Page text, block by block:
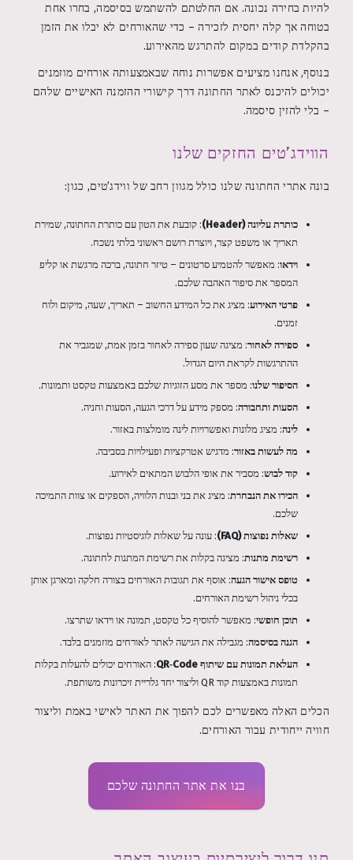
להיות בחירה נכונה. אם החלטתם להשתמש בסיסמה, בחרו אחת
בטוחה אך קלה יחסית לזכירה – כדי שהאורחים לא יבלו את הזמן
בהקלדת קודים במקום להתרגש מהאירוע.
בנוסף, אנחנו מציעים אפשרות נוחה שבאמצעותה אורחים מוזמנים
יכולים להיכנס לאתר החתונה דרך קישורי ההזמנה האישיים שלהם
– בלי להזין סיסמה.
הווידג’טים החזקים שלנו
בונה אתרי החתונה שלנו כולל מגוון רחב של ווידג’טים, כגון:
כותרת עליונה (Header)
: קובעת את הטון עם כותרת החתונה, שמירת
תאריך או משפט קצר, ויוצרת רושם ראשוני בלתי נשכח.
וידאו: מאפשר להטמיע סרטונים – טיזר חתונה, ברכה מרגשת או קליפ
המספר את סיפור האהבה שלכם.
פרטי האירוע: מציג את כל המידע החשוב – תאריך, שעה, מיקום ולוח
זמנים.
ספירה לאחור: מציגה שעון ספירה לאחור בזמן אמת, שמגביר את
ההתרגשות לקראת היום הגדול.
הסיפור שלנו: מספר את מסע הזוגיות שלכם באמצעות טקסט ותמונות.
הסעות ותחבורה: מספק מידע על דרכי הגעה, הסעות וחניה.
לינה: מציג מלונות ואפשרויות לינה מומלצות באזור.
מה לעשות באזור: מדגיש אטרקציות ופעילויות בסביבה.
קוד לבוש: מסביר את אופי הלבוש המתאים לאירוע.
הכירו את הנבחרת: מציג את בני ובנות הלוויה, הספקים או צוות התמיכה
שלכם.
שאלות נפוצות (FAQ)
: עונה על שאלות לוגיסטיות נפוצות.
רשימת מתנות: מציגה בקלות את רשימת המתנות לחתונה.
טופס אישור הגעה: אוסף את תגובות האורחים בצורה חלקה ומארגן אותן
בכלי ניהול רשימת האורחים.
תוכן חופשי: מאפשר להוסיף כל טקסט, תמונה או וידאו שתרצו.
הגנה בסיסמה: מגבילה את הגישה לאתר לאורחים מוזמנים בלבד.
העלאת תמונות עם שיתוף QR‑Code
: האורחים יכולים להעלות בקלות
תמונות באמצעות קוד QR וליצור יחד גלריית זיכרונות משותפת.
הכלים האלה מאפשרים לכם להפוך את האתר לאישי באמת וליצור
חוויה ייחודית עבור האורחים.
בנו את אתר החתונה שלכם